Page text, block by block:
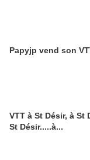
Papyjp vend son
VTT à St Désir, à St
St Désir.....à...